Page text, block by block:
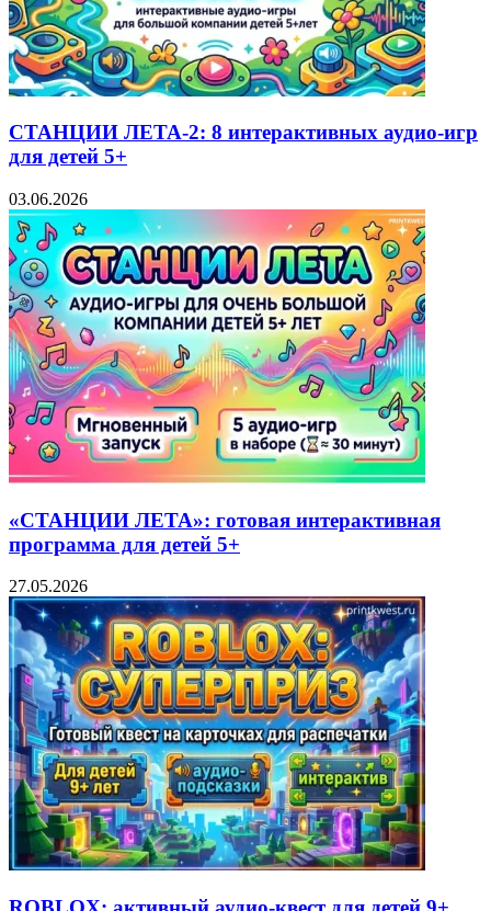
СТАНЦИИ ЛЕТА-2: 8 интерактивных аудио-игр
для детей 5+
03.06.2026
«СТАНЦИИ ЛЕТА»: готовая интерактивная
программа для детей 5+
27.05.2026